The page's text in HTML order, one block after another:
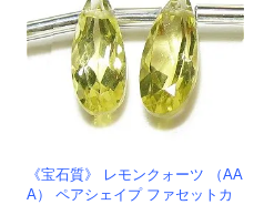
《宝石質》 レモンクォーツ （AA
A） ペアシェイプ ファセットカ